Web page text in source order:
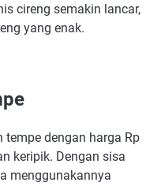
cireng semakin lancar,
yang enak.
dengan harga Rp
keripik. Dengan sisa
menggunakannya